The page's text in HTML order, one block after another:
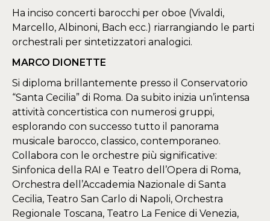
Ha inciso concerti barocchi per oboe (Vivaldi,
Marcello, Albinoni, Bach ecc.) riarrangiando le parti
orchestrali per sintetizzatori analogici.
MARCO DIONETTE
Si diploma brillantemente presso il Conservatorio
“Santa Cecilia” di Roma. Da subito inizia un’intensa
attività concertistica con numerosi gruppi,
esplorando con successo tutto il panorama
musicale barocco, classico, contemporaneo.
Collabora con le orchestre più significative:
Sinfonica della RAI e Teatro dell’Opera di Roma,
Orchestra dell’Accademia Nazionale di Santa
Cecilia, Teatro San Carlo di Napoli, Orchestra
Regionale Toscana, Teatro La Fenice di Venezia,